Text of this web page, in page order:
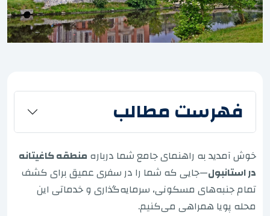
فهرست مطالب
خوش آمدید به راهنمای جامع شما درباره منطقه کاغیتانه
در استانبول—جایی که شما را در سفری عمیق برای کشف
تمام جنبه‌های مسکونی، سرمایه‌گذاری و خدماتی این
محله پویا همراهی می‌کنیم.